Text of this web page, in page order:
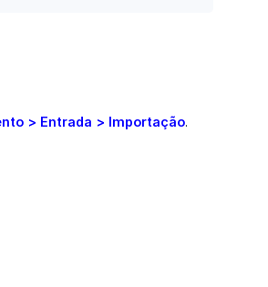
> Entrada > Importação.